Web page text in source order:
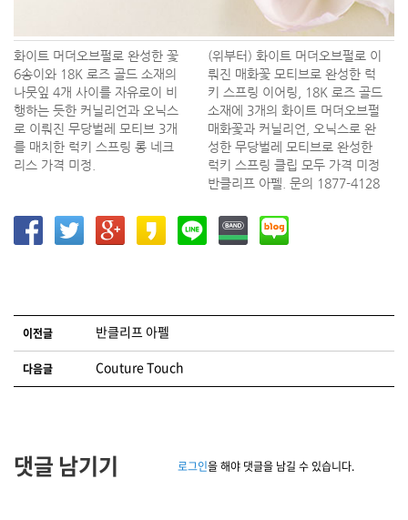
화이트 머더오브펄로 완성한 꽃
6송이와 18K 로즈 골드 소재의
나뭇잎 4개 사이를 자유로이 비
행하는 듯한 커닐리언과 오닉스
로 이뤄진 무당벌레 모티브 3개
를 매치한 럭키 스프링 롱 네크
리스 가격 미정.
(위부터) 화이트 머더오브펄로 이
뤄진 매화꽃 모티브로 완성한 럭
키 스프링 이어링, 18K 로즈 골드
소재에 3개의 화이트 머더오브펄
매화꽃과 커닐리언, 오닉스로 완
성한 무당벌레 모티브로 완성한
럭키 스프링 클립 모두 가격 미정
반클리프 아펠. 문의 1877-4128
글 네비게이션
이전글 반클리프 아펠
다음글 Couture Touch
댓글 남기기 로그인을 해야 댓글을 남길 수 있습니다.